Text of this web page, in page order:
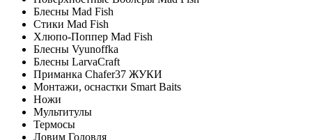
Блесны Mad Fish
Стики Mad Fish
Хлюпо-Поппер Mad Fish
Блесны Vyunoffka
Блесны LarvaCraft
Приманка Chafer37 ЖУКИ
Монтажи, оснастки Smart Baits
Ножи
Мультитулы
Термосы
Ловим Головля